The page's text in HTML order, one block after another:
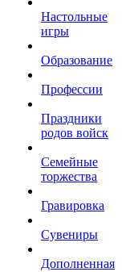
Настольные
игры
Образование
Профессии
Праздники
родов войск
Семейные
торжества
Гравировка
Сувениры
Дополненная